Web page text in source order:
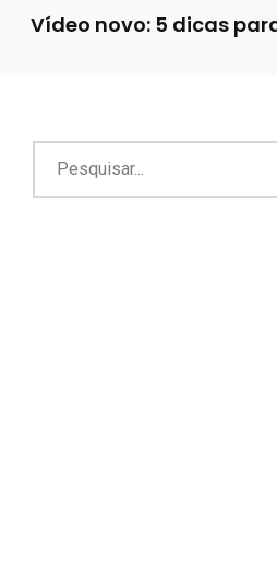
Vídeo novo: 5 dicas